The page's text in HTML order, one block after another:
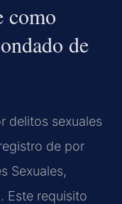
como
de
delitos sexuales
de por
Sexuales,
Este requisito